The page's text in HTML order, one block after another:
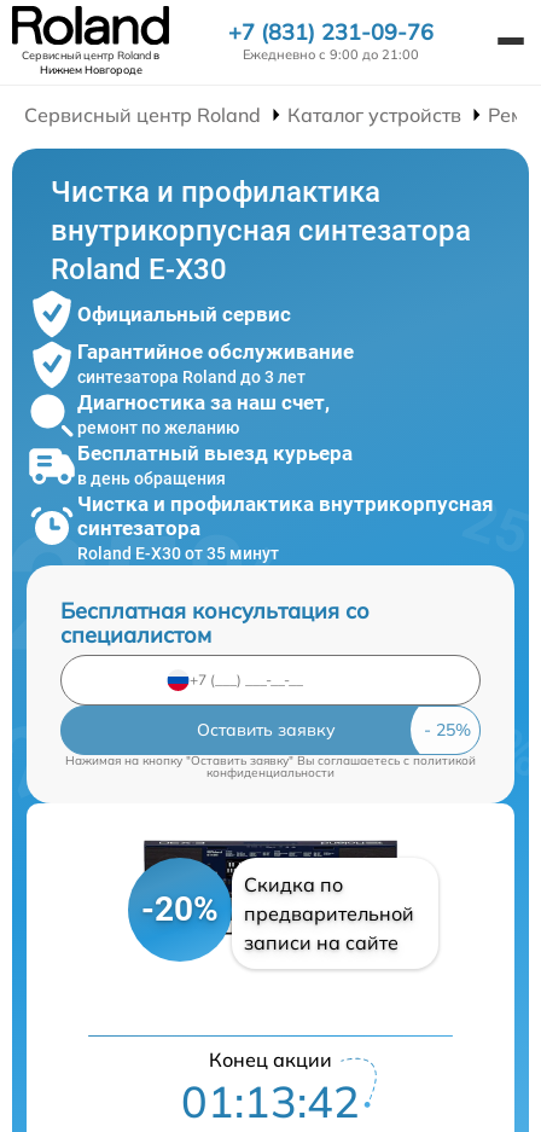
Сервисный центр Rolandв
Нижнем Новгороде
+7 (831) 231-09-76
Ежедневно с 9:00 до 21:00
Сервисный центр Roland Каталог устройств
Чистка и профилактика
внутрикорпусная синтезатора
Roland E-X30
Официальный сервис
Гарантийное обслуживание
синтезатора Roland до 3 лет
Диагностика за наш счет,
ремонт по желанию
Бесплатный выезд курьера
в день обращения
Чистка и профилактика внутрикорпусная
синтезатора
Roland E-X30 от 35 минут
Бесплатная консультация со
специалистом
Оставить заявку
Нажимая на кнопку "Оставить заявку" Вы соглашаетесь cполитикой
конфиденциальности
-20%
Скидка по
предварительной
записи на сайте
Конец акции
01:13:41